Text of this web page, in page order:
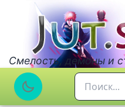
Смелость, демоны и